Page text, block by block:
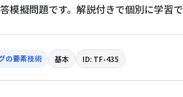
模擬問題です。解説付きで個別に学習
の要素技術 基本 ID: TF-435